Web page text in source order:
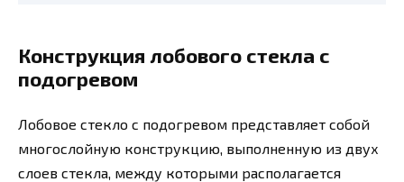
Конструкция лобового стекла с
подогревом
Лобовое стекло с подогревом представляет собой
многослойную конструкцию, выполненную из двух
слоев стекла, между которыми располагается